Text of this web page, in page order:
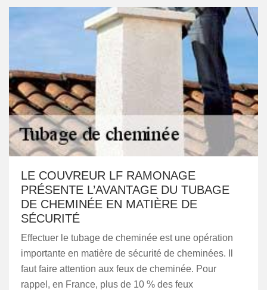
LE COUVREUR LF RAMONAGE
PRÉSENTE L’AVANTAGE DU TUBAGE
DE CHEMINÉE EN MATIÈRE DE
SÉCURITÉ
Effectuer le tubage de cheminée est une opération
importante en matière de sécurité de cheminées. Il
faut faire attention aux feux de cheminée. Pour
rappel, en France, plus de 10 % des feux